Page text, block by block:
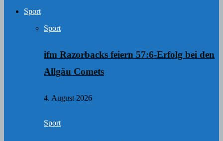
Sport
Sport
ifm Razorbacks feiern 57:6-Erfolg bei den
Allgäu Comets
4. August 2026
Sport